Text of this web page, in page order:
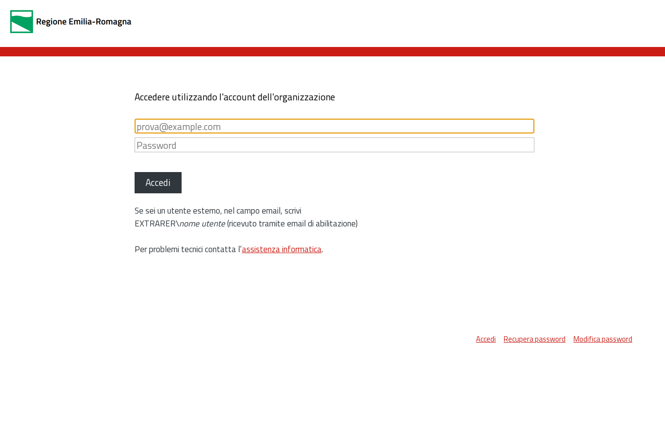
Accedere utilizzando l'account dell'organizzazione
Accedi
Se sei un utente esterno, nel campo email, scrivi
EXTRARER\nome utente(ricevuto tramite email di abilitazione)
Per problemi tecnici contatta l’assistenza informatica.
Accedi Recupera password Modifica password